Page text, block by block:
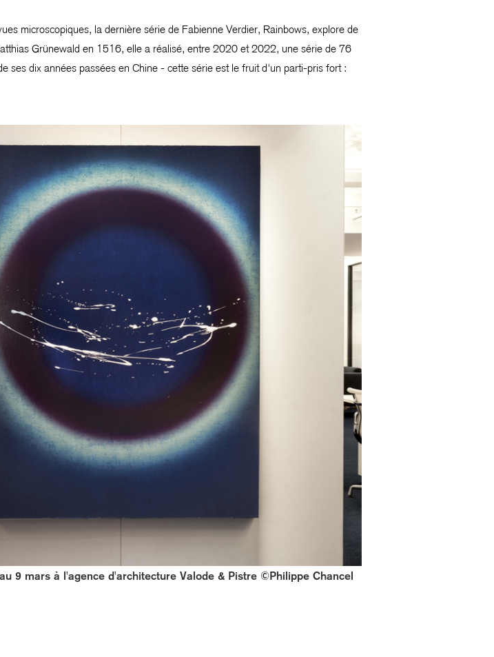
microscopiques, la dernière série de Fabienne Verdier, Rainbows, explore de
Grünewald en 1516, elle a réalisé, entre 2020 et 2022, une série de 76
ses dix années passées en Chine - cette série est le fruit d'un parti-pris fort :
9 mars à l'agence d'architecture Valode & Pistre ©Philippe Chancel